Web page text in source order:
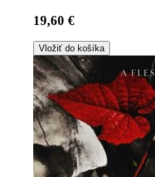
19,60 €
Vložiť do košíka